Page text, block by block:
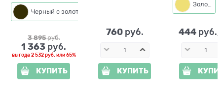
3 895 руб.
1 363 руб.
выгода 2 532 руб. или65%
КУПИТЬ
760 руб.
КУПИТЬ
Золото
444